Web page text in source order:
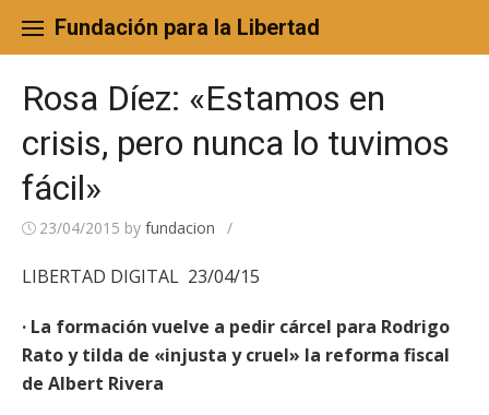
content
Fundación para la Libertad
Rosa Díez: «Estamos en
crisis, pero nunca lo tuvimos
fácil»
23/04/2015 by fundacion /
LIBERTAD DIGITAL 23/04/15
· La formación vuelve a pedir cárcel para Rodrigo
Rato y tilda de «injusta y cruel» la reforma fiscal
de Albert Rivera